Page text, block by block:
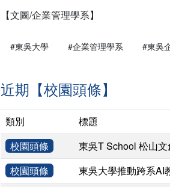
【文圖/企業管理學系】
#東吳大學 #企業管理學系 #東吳
近期【校園頭條】
類別 標題
校園頭條
東吳T School 松山
校園頭條
東吳大學推動跨系AI